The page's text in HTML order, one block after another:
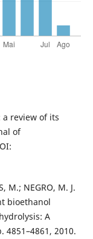
a review of its
of
M.; NEGRO, M. J.
bioethanol
A
4851–4861, 2010.